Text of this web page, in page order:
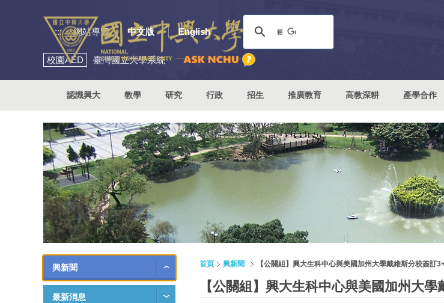
::: 網站導覽 中文版 English
校園AED 臺灣國立大學系統
認識興大 教學 研究 行政 招生 推廣教育 高教深耕 產學合作
興新聞
最新消息
首頁 興新聞 【公關組】興大生科中心與美國加州大學戴維斯分校簽訂
【公關組】興大生科中心與美國加州大